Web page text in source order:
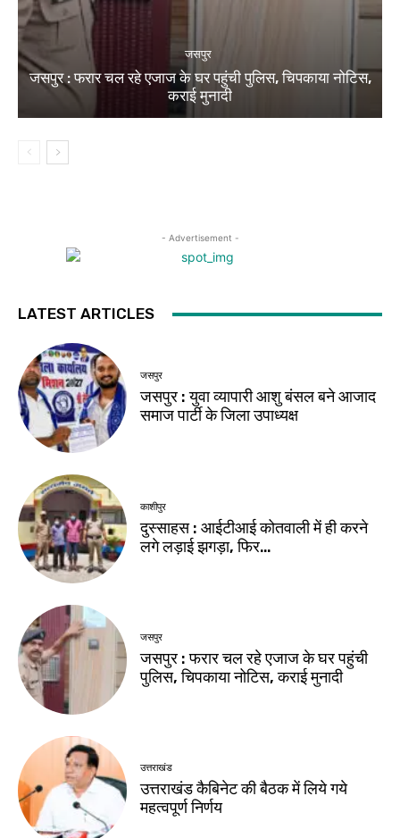
जसपुर
जसपुर : फरार चल रहे एजाज के घर पहुंची पुलिस, चिपकाया नोटिस,
कराई मुनादी
- Advertisement -
LATEST ARTICLES
जसपुर
जसपुर : युवा व्यापारी आशु बंसल बने आजाद
समाज पार्टी के जिला उपाध्यक्ष
काशीपुर
दुस्साहस : आईटीआई कोतवाली में ही करने
लगे लड़ाई झगड़ा, फिर…
जसपुर
जसपुर : फरार चल रहे एजाज के घर पहुंची
पुलिस, चिपकाया नोटिस, कराई मुनादी
उत्तराखंड
उत्तराखंड कैबिनेट की बैठक में लिये गये
महत्वपूर्ण निर्णय